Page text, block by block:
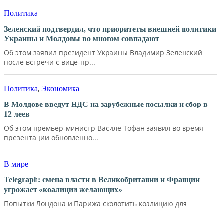
Политика
Зеленский подтвердил, что приоритеты внешней политики
Украины и Молдовы во многом совпадают
Об этом заявил президент Украины Владимир Зеленский
после встречи с вице-пр...
Политика, Экономика
В Молдове введут НДС на зарубежные посылки и сбор в
12 леев
Об этом премьер-министр Василе Тофан заявил во время
презентации обновленно...
В мире
Telegraph: смена власти в Великобритании и Франции
угрожает «коалиции желающих»
Попытки Лондона и Парижа сколотить коалицию для